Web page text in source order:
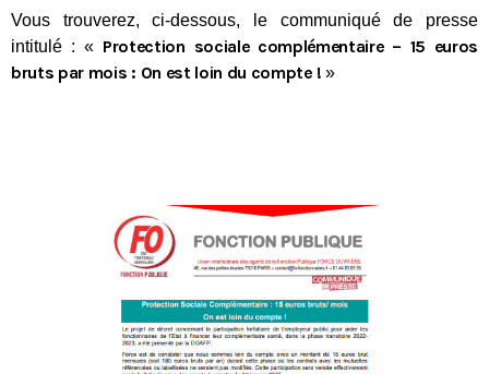
Vous trouverez, ci-dessous, le communiqué de presse
intitulé : « Protection sociale complémentaire – 15 euros
bruts par mois : On est loin du compte ! »